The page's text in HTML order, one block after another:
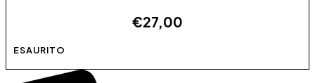
€27,00
ESAURITO